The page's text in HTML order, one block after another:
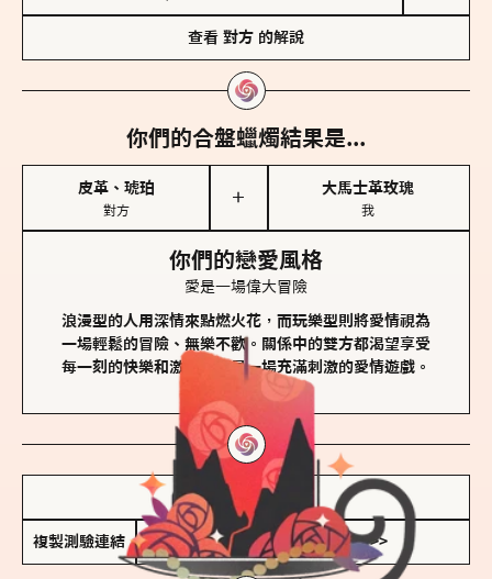
查看 對方 的解說
你們的合盤蠟燭結果是...
皮革、琥珀
對方
＋
大馬士革玫瑰
我
你們的戀愛風格
愛是一場偉大冒險
浪漫型的人用深情來點燃火花，而玩樂型則將愛情視為
一場輕鬆的冒險、無樂不歡。關係中的雙方都渴望享受
每一刻的快樂和激動，像是一場充滿刺激的愛情遊戲。
儲存我的結果圖
複製測驗連結 查看香氛類型全解析 >>>